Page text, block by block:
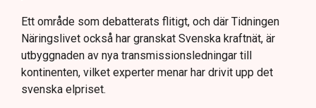
Ett område som debatterats flitigt, och där Tidningen
Näringslivet också har granskat Svenska kraftnät, är
utbyggnaden av nya transmissionsledningar till
kontinenten, vilket experter menar har drivit upp det
svenska elpriset.